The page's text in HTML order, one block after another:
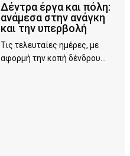
Δέντρα έργα και πόλη:
ανάμεσα στην ανάγκη
και την υπερβολή
Τις τελευταίες ημέρες, με
αφορμή την κοπή δένδρου...